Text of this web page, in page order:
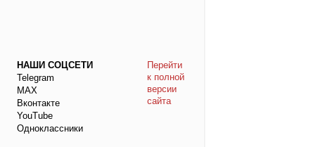
НАШИ СОЦСЕТИ
Telegram
МАХ
Вконтакте
YouTube
Одноклассники
Перейти
к полной
версии
сайта